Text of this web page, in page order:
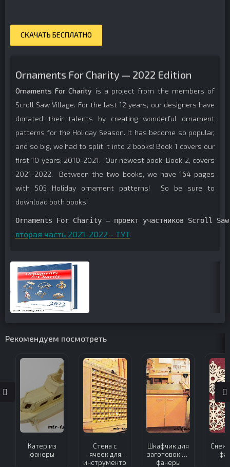
СКАЧАТЬ БЕСПЛАТНО
Ornaments For Charity — 2022 Edition
Ornaments For Charity is a project from the members of
Scroll Saw Village. For the last 12 years, our designers have
donated their talents by creating wonderful ornament
patterns for the Holiday Season. It has become so popular,
and so big, we had to split it into 2 books! Book 1 covers our
first 10 years; 2010-2021. Our newest book, Book 2, covers
2021-2022. Between the two books, we have 164 pages
with 505 Holiday ornament patterns! So be sure to
download both books!
Ornaments For Charity — проект участников Scroll Saw
вторая часть 2021-2022 - ТУТ
Рекомендуем посмотреть
Катер из
фанеры
Стена с
ячеек для
инструментов
Шкафчик для
заготовок из
фанеры